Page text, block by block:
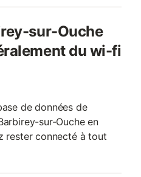
sur-Ouche
du wi-fi
de données de
sur-Ouche en
rester connecté à tout